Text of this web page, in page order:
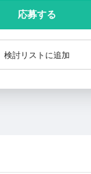
応募する
検討リストに追加